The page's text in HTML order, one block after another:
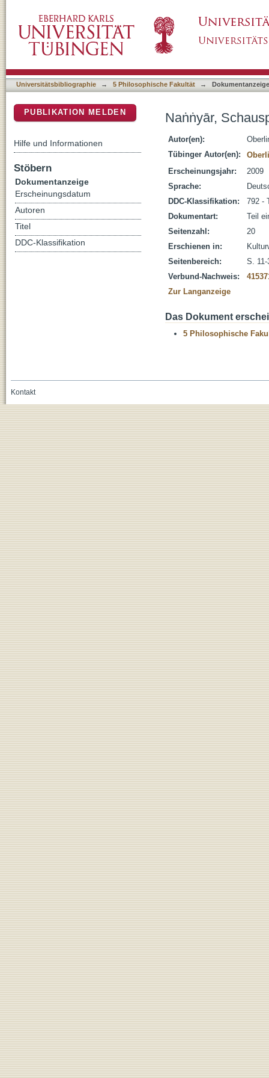
Universitätsbibliographie → 5 Philosophische Fakultät → Dokumentanzeige
Naṅṅyār,
Autor(en):
Tübinger Autor(en):
Erscheinungsjahr:
2009
Sprache:
DDC-Klassifikation:
792 -
Dokumentart:
Teil
Seitenzahl:
20
Erschienen in:
Seitenbereich:
S. 11-
Verbund-Nachweis:
Zur Langanzeige
Das Dokument
5 Philosophische
PUBLIKATION MELDEN
Hilfe und Informationen
Stöbern
Dokumentanzeige
Erscheinungsdatum
Autoren
Titel
DDC-Klassifikation
Kontakt